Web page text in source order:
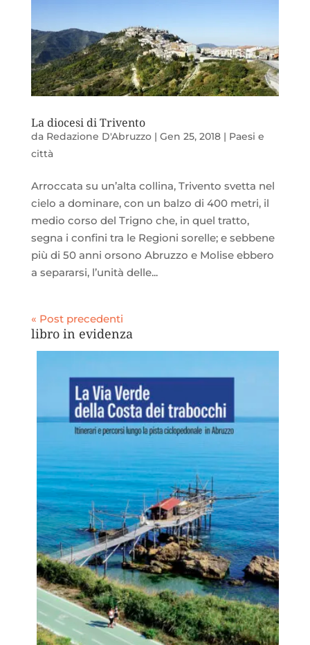
La diocesi di Trivento
da Redazione D'Abruzzo| Gen 25, 2018| Paesi e
città
Arroccata su un’alta collina, Trivento svetta nel
cielo a dominare, con un balzo di 400 metri, il
medio corso del Trigno che, in quel tratto,
segna i confini tra le Regioni sorelle; e sebbene
più di 50 anni orsono Abruzzo e Molise ebbero
a separarsi, l’unità delle...
« Post precedenti
libro in evidenza